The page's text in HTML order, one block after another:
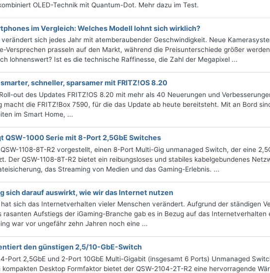
OLED-Technik mit Quantum-Dot. Mehr dazu im Test.
im Vergleich: Welches Modell lohnt sich wirklich?
sich jedes Jahr mit atemberaubender Geschwindigkeit. Neue
Versprechen prasseln auf den Markt, während die Preisunterschiede größer
lohnenswert? Ist es die technische Raffinesse, die Zahl der Megapixel ...
schneller, sparsamer mit FRITZ!OS 8.20
out des Updates FRITZ!OS 8.20 mit mehr als 40 Neuerungen und
macht die FRITZ!Box 7590, für die das Update ab heute bereitsteht. Mit an Bord
im Smart Home, ...
QSW-1000 Serie mit 8-Port 2,5GbE Switches
1108-8T-R2 vorgestellt, einen 8-Port Multi-Gig unmanaged Switch, der eine
Der QSW-1108-8T-R2 bietet ein reibungsloses und stabiles kabelgebundenes
das Streaming von Medien und das Gaming-Erlebnis. ...
sich darauf auswirkt, wie wir das Internet nutzen
sich das Internetverhalten vieler Menschen verändert. Aufgrund der ständigen
rasanten Aufstiegs der iGaming-Branche gab es in Bezug auf das Internetverhalten
war vor ungefähr zehn Jahren noch eine ...
den günstigen 2,5/10-GbE-Switch
Port 2,5GbE und 2-Port 10GbE Multi-Gigabit (insgesamt 6 Ports) Unmanaged
Desktop Formfaktor bietet der QSW-2104-2T-R2 eine hervorragende